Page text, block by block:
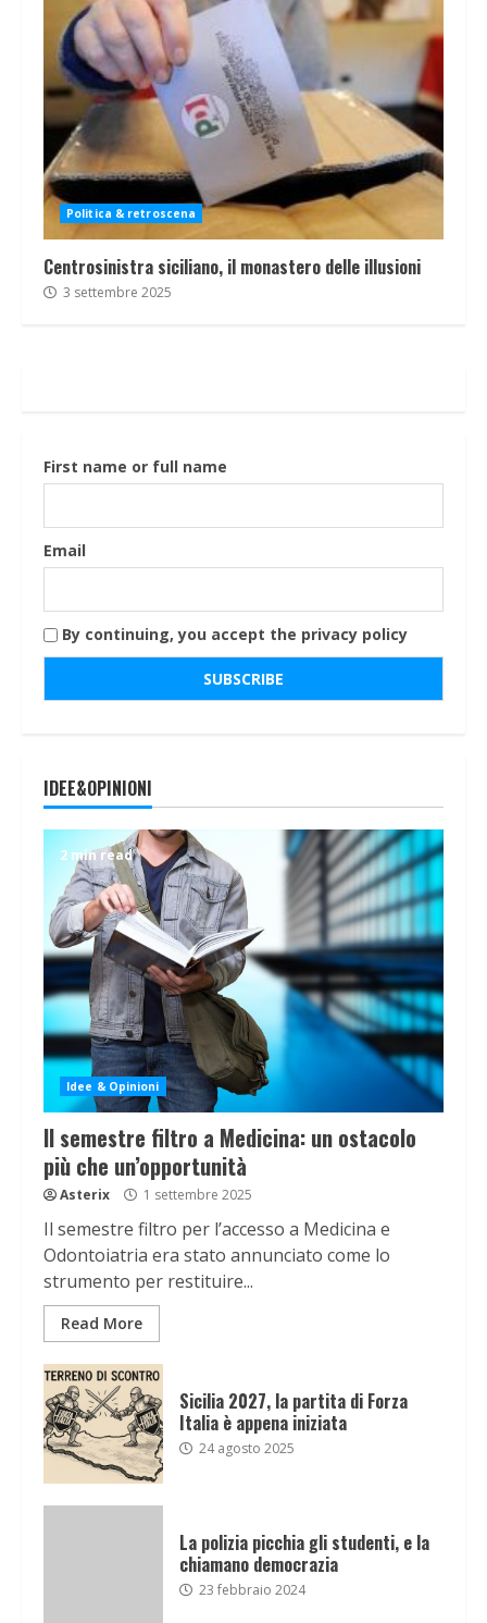
Politica & retroscena
Centrosinistra siciliano, il monastero delle illusioni
3 settembre 2025
First name or full name
Email
By continuing, you accept the privacy policy
IDEE&OPINIONI
2 min read
Idee & Opinioni
Il semestre filtro a Medicina: un ostacolo
più che un’opportunità
Asterix 1 settembre 2025
Il semestre filtro per l’accesso a Medicina e
Odontoiatria era stato annunciato come lo
strumento per restituire...
Read More
Sicilia 2027, la partita di Forza
Italia è appena iniziata
24 agosto 2025
La polizia picchia gli studenti, e la
chiamano democrazia
23 febbraio 2024